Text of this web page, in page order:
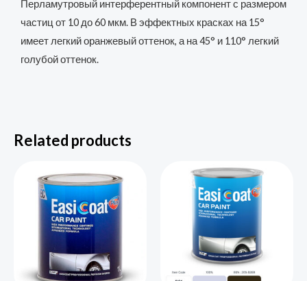
Перламутровый интерферентный компонент с размером
частиц от 10 до 60 мкм. В эффектных красках на 15°
имеет легкий оранжевый оттенок, а на 45° и 110° легкий
голубой оттенок.
Related products